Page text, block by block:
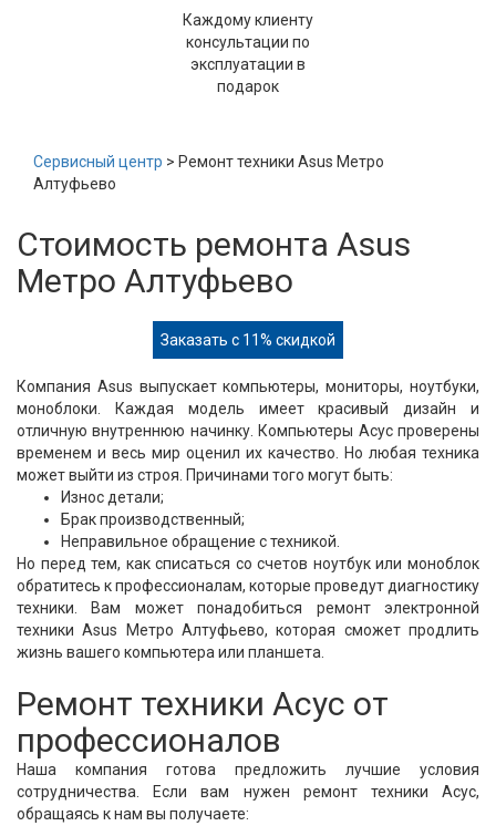
Каждому клиенту
консультации по
эксплуатации в
подарок
Сервисный центр > Ремонт техники Asus Метро
Алтуфьево
Стоимость ремонта Asus
Метро Алтуфьево
Заказать с 11% скидкой
Компания Asus выпускает компьютеры, мониторы, ноутбуки,
моноблоки. Каждая модель имеет красивый дизайн и
отличную внутреннюю начинку. Компьютеры Асус проверены
временем и весь мир оценил их качество. Но любая техника
может выйти из строя. Причинами того могут быть:
Износ детали;
Брак производственный;
Неправильное обращение с техникой.
Но перед тем, как списаться со счетов ноутбук или моноблок
обратитесь к профессионалам, которые проведут диагностику
техники. Вам может понадобиться ремонт электронной
техники Asus Метро Алтуфьево, которая сможет продлить
жизнь вашего компьютера или планшета.
Ремонт техники Асус от
профессионалов
Наша компания готова предложить лучшие условия
сотрудничества. Если вам нужен ремонт техники Асус,
обращаясь к нам вы получаете: